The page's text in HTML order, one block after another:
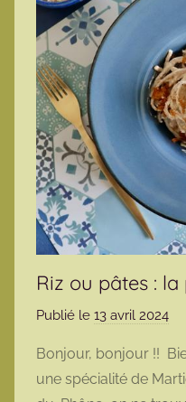
Riz ou pâtes :
Publié le 13 avril 2024
r
m
Bonjour, bonjour !!
une spécialité de